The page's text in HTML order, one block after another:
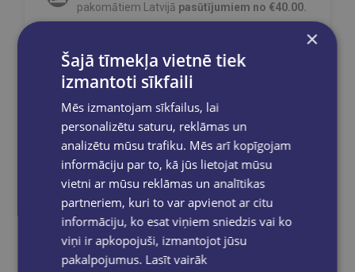
pakomātiem Latvijā pasūtījumiem no €40.00.
pasūtījums būs gatavs saņemšanai, saņemsi
e-pastu un/ vai SMS.
Dalies sociālajos tīklos:
×
Šajā tīmekļa vietnē tiek
izmantoti sīkfaili
Mēs izmantojam sīkfailus, lai
personalizētu saturu, reklāmas un
analizētu mūsu trafiku. Mēs arī kopīgojam
informāciju par to, kā jūs lietojat mūsu
vietni ar mūsu reklāmas un analītikas
partneriem, kuri to var apvienot ar citu
informāciju, ko esat viņiem sniedzis vai ko
viņi ir apkopojuši, izmantojot jūsu
pakalpojumus. Lasīt vairāk